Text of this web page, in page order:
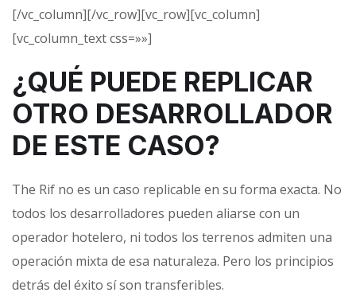
[/vc_column][/vc_row][vc_row][vc_column]
[vc_column_text css=»»]
¿QUÉ PUEDE REPLICAR
OTRO DESARROLLADOR
DE ESTE CASO?
The Rif no es un caso replicable en su forma exacta. No
todos los desarrolladores pueden aliarse con un
operador hotelero, ni todos los terrenos admiten una
operación mixta de esa naturaleza. Pero los principios
detrás del éxito sí son transferibles.